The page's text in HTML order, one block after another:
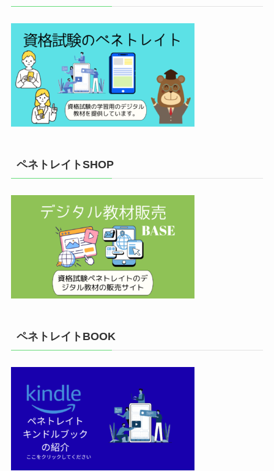
ペネトレイトSHOP
ペネトレイトBOOK